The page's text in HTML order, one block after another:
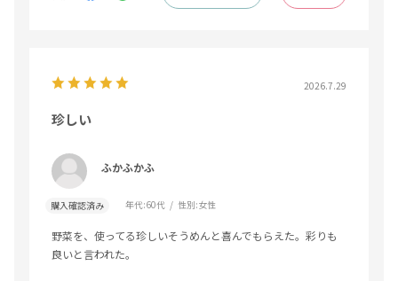
2026.7.29
珍しい
ふかふかふ
購入確認済み 年代:60代 性別:女性
野菜を、使ってる珍しいそうめんと喜んでもらえた。彩りも
良いと言われた。